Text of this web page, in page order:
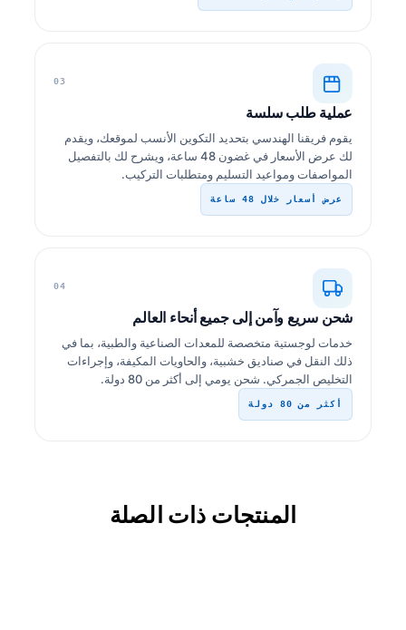
03
عملية طلب سلسة
يقوم فريقنا الهندسي بتحديد التكوين الأنسب لموقعك، ويقدم
لك عرض الأسعار في غضون 48 ساعة، ويشرح لك بالتفصيل
المواصفات ومواعيد التسليم ومتطلبات التركيب.
عرض أسعار خلال 48 ساعة
04
شحن سريع وآمن إلى جميع أنحاء العالم
خدمات لوجستية متخصصة للمعدات الصناعية والطبية، بما في
ذلك النقل في صناديق خشبية، والحاويات المكيفة، وإجراءات
التخليص الجمركي. شحن يومي إلى أكثر من 80 دولة.
أكثر من 80 دولة
المنتجات ذات الصلة